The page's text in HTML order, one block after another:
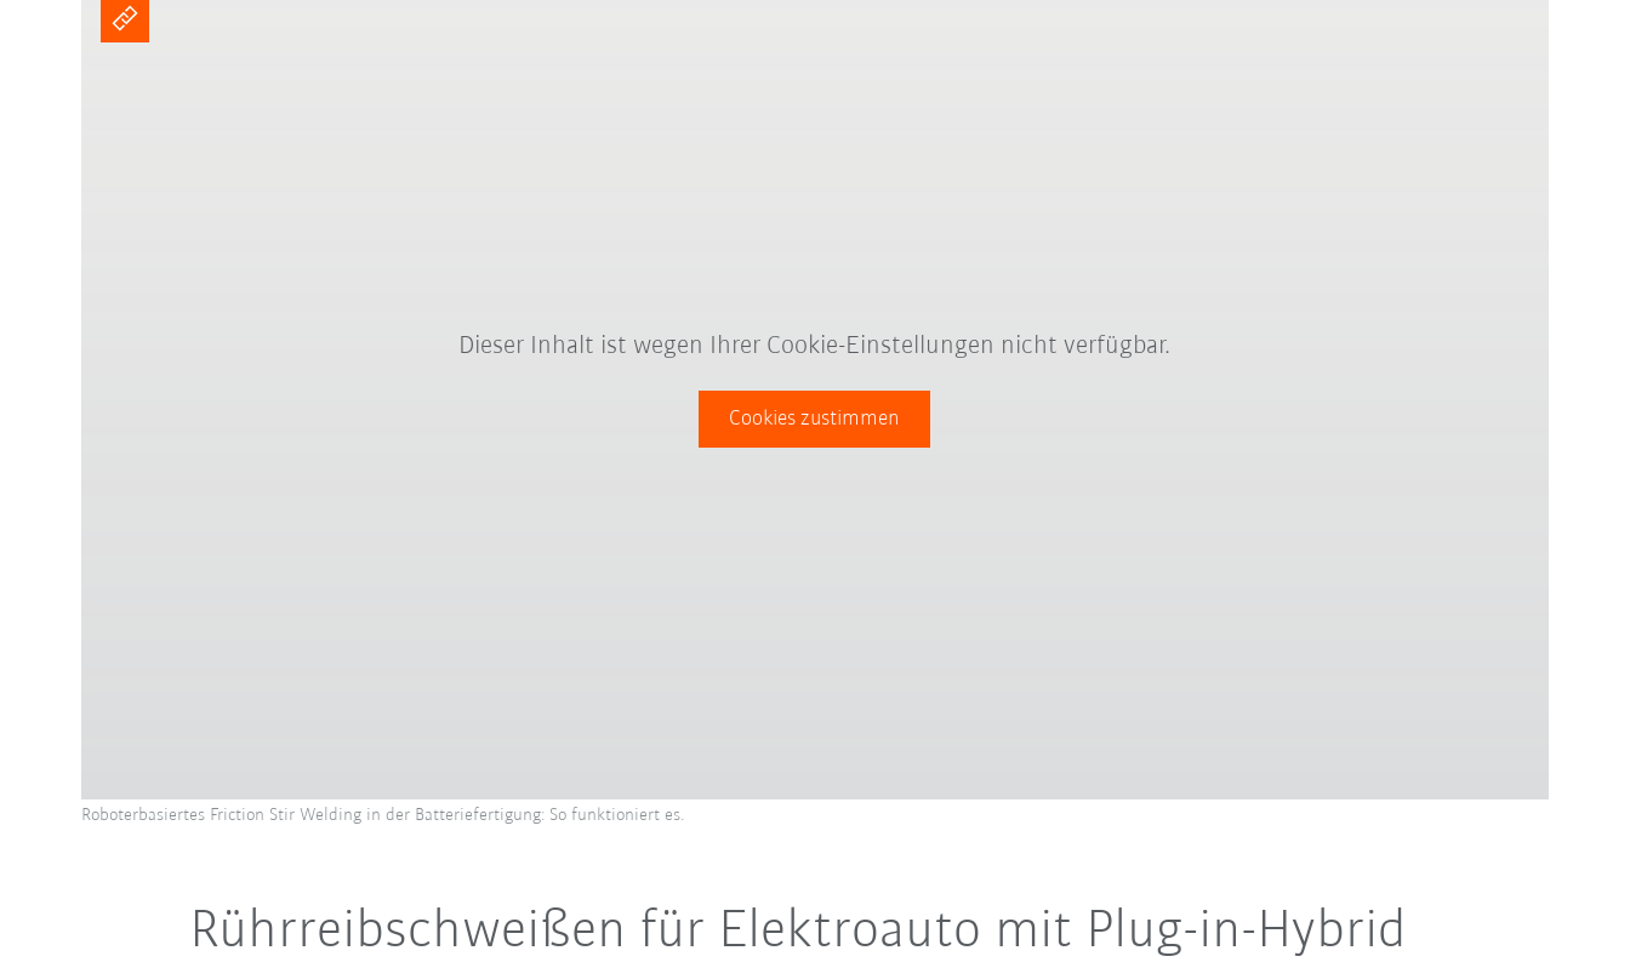
Dieser Inhalt ist wegen Ihrer Cookie-Einstellungen nicht verfügbar.
Cookies zustimmen
Roboterbasiertes Friction Stir Welding in der Batteriefertigung: So funktioniert es.
Rührreibschweißen für Elektroauto mit Plug-in-Hybrid